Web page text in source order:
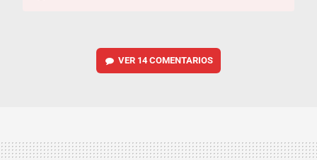
VER 14 COMENTARIOS